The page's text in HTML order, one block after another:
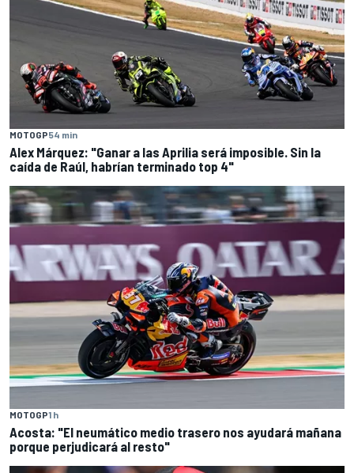
MOTOGP54 min
Alex Márquez: "Ganar a las Aprilia será imposible. Sin la
caída de Raúl, habrían terminado top 4"
MOTOGP1 h
Acosta: "El neumático medio trasero nos ayudará mañana
porque perjudicará al resto"